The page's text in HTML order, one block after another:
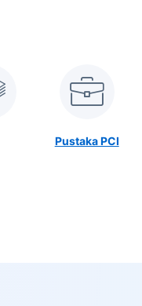
Pustaka PCI